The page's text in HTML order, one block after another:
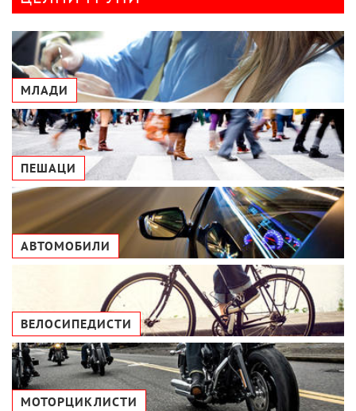
МЛАДИ
ПЕШАЦИ
АВТОМОБИЛИ
ВЕЛОСИПЕДИСТИ
МОТОРЦИКЛИСТИ